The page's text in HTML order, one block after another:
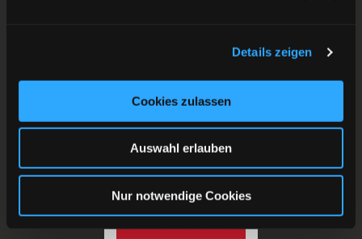
Details zeigen
Cookies zulassen
Auswahl erlauben
Nur notwendige Cookies